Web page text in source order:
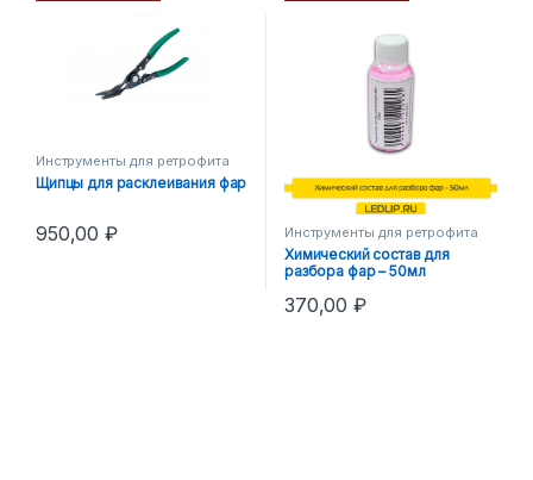
Инструменты для ретрофита
Щипцы для расклеивания фар
950,00₽ Инструменты для ретрофита
Химический состав для
разбора фар – 50мл
370,00₽